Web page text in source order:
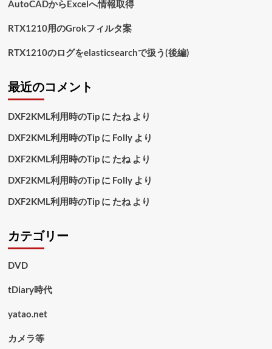
AutoCADからExcelへ情報取得
RTX1210用のGrokフィルタ案
RTX1210のログをelasticsearchで扱う(後編)
最近のコメント
DXF2KML利用時のTipに たねより
DXF2KML利用時のTipに Follyより
DXF2KML利用時のTipに たねより
DXF2KML利用時のTipに Follyより
DXF2KML利用時のTipに たねより
カテゴリー
DVD
tDiary時代
yatao.net
カメラ等